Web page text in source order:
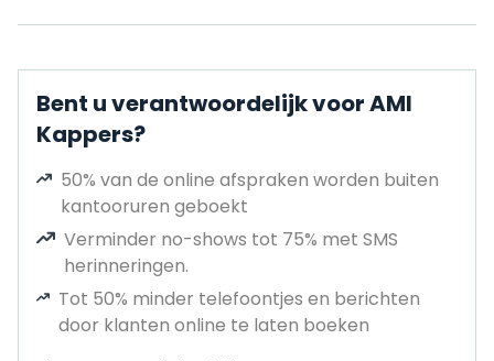
Bent u verantwoordelijk voor AMI
Kappers?
50% van de online afspraken worden buiten
kantooruren geboekt
Verminder no-shows tot 75% met SMS
herinneringen.
Tot 50% minder telefoontjes en berichten
door klanten online te laten boeken